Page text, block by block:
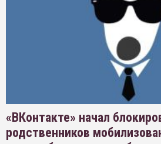
«ВКонтакте» начал
родственников